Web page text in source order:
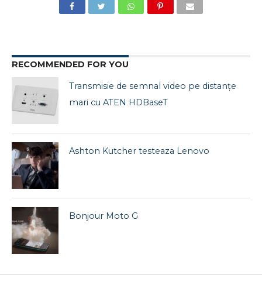
RECOMMENDED FOR YOU
Transmisie de semnal video pe distanțe
mari cu ATEN HDBaseT
Ashton Kutcher testeaza Lenovo
Bonjour Moto G